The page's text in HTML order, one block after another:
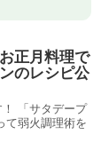
正月料理で
のレシピ公
「サタデープ
て弱火調理術を